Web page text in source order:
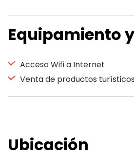
Equipamiento
Acceso Wifi a Internet
Venta de productos turísticos
Ubicación